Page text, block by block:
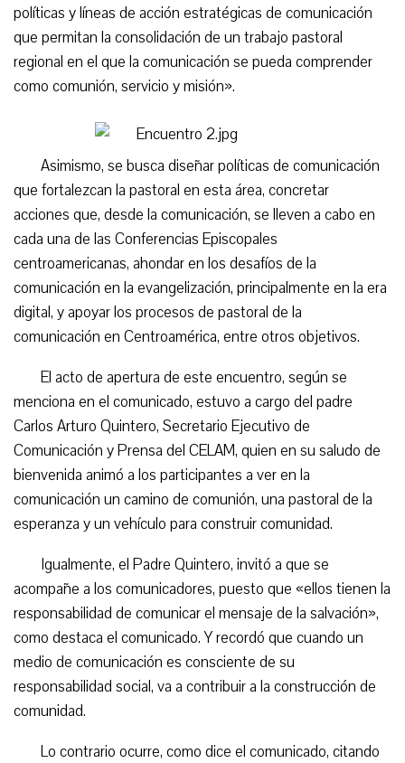
políticas y líneas de acción estratégicas de comunicación
que permitan la consolidación de un trabajo pastoral
regional en el que la comunicación se pueda comprender
como comunión, servicio y misión».
Asimismo, se busca diseñar políticas de comunicación
que fortalezcan la pastoral en esta área, concretar
acciones que, desde la comunicación, se lleven a cabo en
cada una de las Conferencias Episcopales
centroamericanas, ahondar en los desafíos de la
comunicación en la evangelización, principalmente en la era
digital, y apoyar los procesos de pastoral de la
comunicación en Centroamérica, entre otros objetivos.
El acto de apertura de este encuentro, según se
menciona en el comunicado, estuvo a cargo del padre
Carlos Arturo Quintero, Secretario Ejecutivo de
Comunicación y Prensa del CELAM, quien en su saludo de
bienvenida animó a los participantes a ver en la
comunicación un camino de comunión, una pastoral de la
esperanza y un vehículo para construir comunidad.
Igualmente, el Padre Quintero, invitó a que se
acompañe a los comunicadores, puesto que «ellos tienen la
responsabilidad de comunicar el mensaje de la salvación»,
como destaca el comunicado. Y recordó que cuando un
medio de comunicación es consciente de su
responsabilidad social, va a contribuir a la construcción de
comunidad.
Lo contrario ocurre, como dice el comunicado, citando